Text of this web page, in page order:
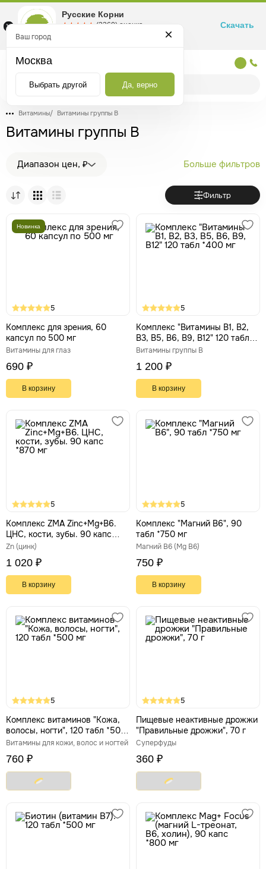
Витамины/ Витамины группы В
Витамины группы В
Диапазон цен, ₽ Больше фильтров
Фильтр
Новинка
5
Комплекс для зрения, 60
капсул по 500 мг
Витамины для глаз
690 ₽
В корзину
5
Комплекс "Витамины В1, В2,
В3, В5, В6, В9, В12" 120 табл
*400 мг
Витамины группы В
1 200 ₽
В корзину
5
Комплекс ZMA Zinc+Mg+B6.
ЦНС, кости, зубы. 90 капс
*870 мг
Zn (цинк)
1 020 ₽
В корзину
5
Комплекс "Магний В6", 90
табл *750 мг
Магний В6 (Mg В6)
750 ₽
В корзину
5
Комплекс витаминов "Кожа,
волосы, ногти", 120 табл *500
мг
Витамины для кожи, волос и ногтей
760 ₽
5
Пищевые неактивные дрожжи
"Правильные дрожжи", 70 г
Суперфуды
360 ₽
Ваш город
Москва
Выбрать другой Да, верно
Русские Корни
☆☆☆☆☆
★★★★★ (2360) оценка
Маркетплейс товаров для здоровья
Скачать